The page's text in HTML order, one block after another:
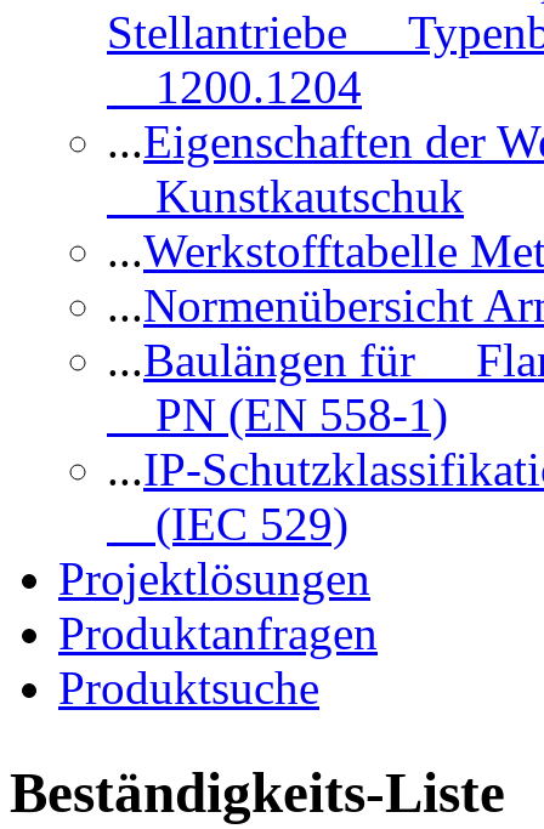
Stellantriebe
1200.1204
...Eigenschaften der
Kunstkautschuk
...Werkstofftabelle
...Normenübersicht
...Baulängen für
PN (EN 558-1)
...IP-
(IEC 529)
Projektlösungen
Produktanfragen
Produktsuche
Beständigkeits-Liste